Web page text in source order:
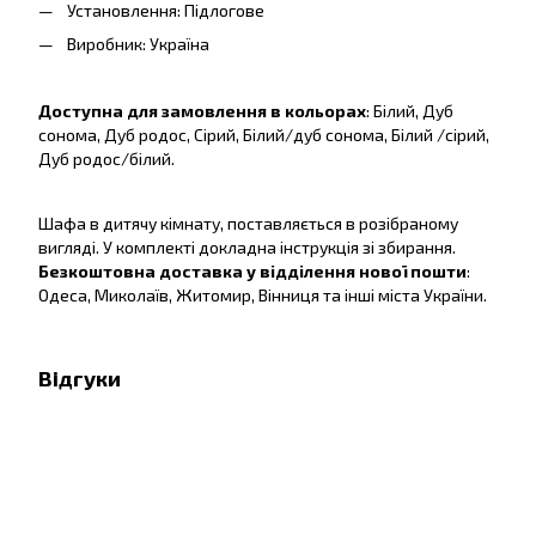
Установлення: Підлогове
Виробник: Україна
Доступна для замовлення в кольорах: Білий, Дуб
сонома, Дуб родос, Сірий, Білий/дуб сонома, Білий /сірий,
Дуб родос/білий.
Шафа в дитячу кімнату, поставляється в розібраному
вигляді. У комплекті докладна інструкція зі збирання.
Безкоштовна доставка у відділення нової пошти:
Одеса, Миколаїв, Житомир, Вінниця та інші міста України.
Відгуки